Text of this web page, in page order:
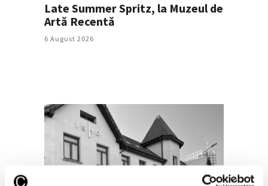
Late Summer Spritz, la Muzeul de
Artă Recentă
6 August 2026